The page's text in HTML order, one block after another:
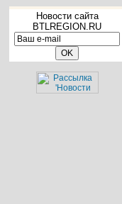
Новости сайта
BTLREGION.RU